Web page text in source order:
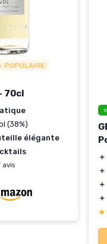
POPULAIRE
70cl
(38%)
élégante
avis
＋
＋
＋
＋